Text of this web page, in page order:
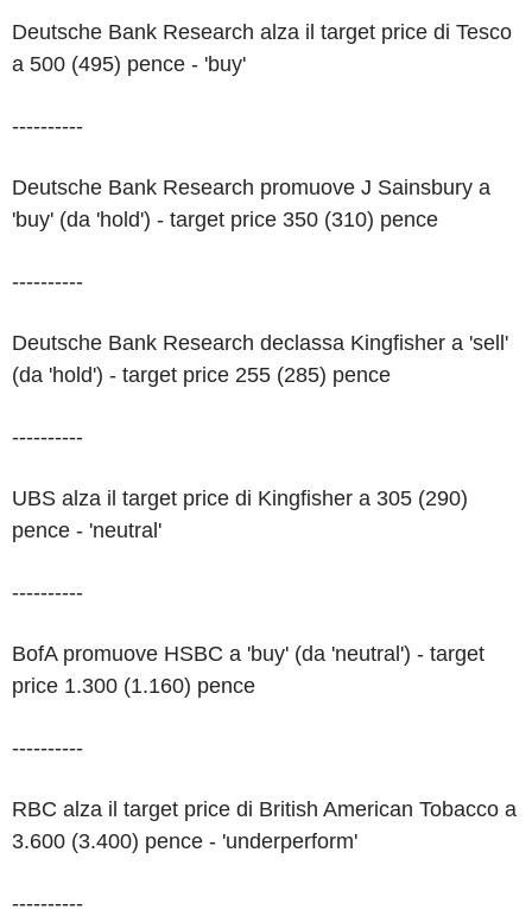
Deutsche Bank Research alza il target price di Tesco
a 500 (495) pence - 'buy'
----------
Deutsche Bank Research promuove J Sainsbury a
'buy' (da 'hold') - target price 350 (310) pence
----------
Deutsche Bank Research declassa Kingfisher a 'sell'
(da 'hold') - target price 255 (285) pence
----------
UBS alza il target price di Kingfisher a 305 (290)
pence - 'neutral'
----------
BofA promuove HSBC a 'buy' (da 'neutral') - target
price 1.300 (1.160) pence
----------
RBC alza il target price di British American Tobacco a
3.600 (3.400) pence - 'underperform'
----------